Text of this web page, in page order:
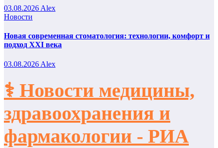
03.08.2026 Alex
Новости
Новая современная стоматология: технологии, комфорт и
подход XXI века
03.08.2026 Alex
⚕️ Новости медицины,
здравоохранения и
фармакологии - РИА